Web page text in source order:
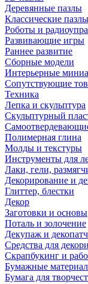
Деревянные пазлы
Классические пазлы
Роботы и
Развивающие игры
Раннее развитие
Сборные модели
Интерьерные
Сопутствующие
Техника
Лепка и скульптура
Скульптурный
Полимерная глина
Молды и текстуры
Инструменты для
Лаки, гели,
Декорирование и
Глиттер, блестки
Декор
Заготовки и основы
Поталь и золочение
Декупаж и декопатч
Средства для
Скрапбукинг и
Бумажные
Бумага для